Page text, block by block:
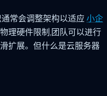
常会调整架构以适应小企
理硬件限制,团队可以进行
扩展。但什么是云服务器